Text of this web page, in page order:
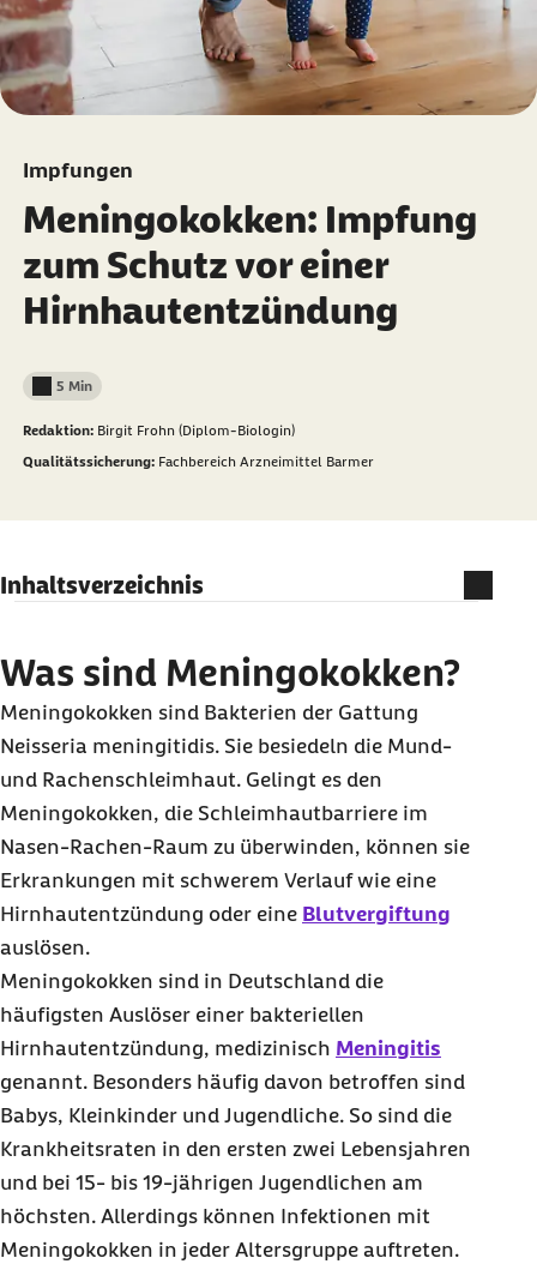
Impfungen
Meningokokken: Impfung
zum Schutz vor einer
Hirnhautentzündung
Lesedauer weniger als
5 Min
Redaktion: Birgit Frohn (Diplom-Biologin)
Qualitätssicherung: Fachbereich Arzneimittel Barmer
Inhaltsverzeichnis
Wie gefährlich sind Meningokokken?
Wie kann man sich mit Meningokokken
anstecken?
Wie merkt man, dass man Meningokokken hat?
Welche Folgeerkrankungen einer Infektion mit
Meningokokken können auftreten?
Wie wird eine Meningokokken-Infektion
diagnostiziert?
Wie kann eine Meningokokken-Infektion
behandelt werden?
Impfstoff: Gibt es eine Meningokokken-Impfung
zum Schutz gegen eine Infektion?
Was sind Meningokokken?
Meningokokken sind Bakterien der Gattung
Neisseria meningitidis. Sie besiedeln die Mund-
und Rachenschleimhaut. Gelingt es den
Meningokokken, die Schleimhautbarriere im
Nasen-Rachen-Raum zu überwinden, können sie
Erkrankungen mit schwerem Verlauf wie eine
Hirnhautentzündung oder eine Blutvergiftung
auslösen.
Meningokokken sind in Deutschland die
häufigsten Auslöser einer bakteriellen
Hirnhautentzündung, medizinisch Meningitis
genannt. Besonders häufig davon betroffen sind
Babys, Kleinkinder und Jugendliche. So sind die
Krankheitsraten in den ersten zwei Lebensjahren
und bei 15- bis 19-jährigen Jugendlichen am
höchsten. Allerdings können Infektionen mit
Meningokokken in jeder Altersgruppe auftreten.